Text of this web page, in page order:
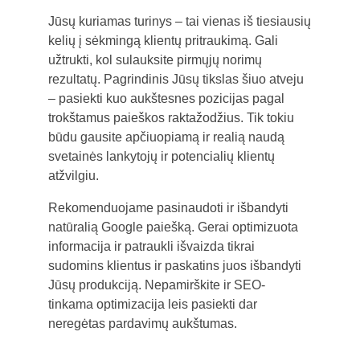
Jūsų kuriamas turinys – tai vienas iš tiesiausių
kelių į sėkmingą klientų pritraukimą. Gali
užtrukti, kol sulauksite pirmųjų norimų
rezultatų. Pagrindinis Jūsų tikslas šiuo atveju
– pasiekti kuo aukštesnes pozicijas pagal
trokštamus paieškos raktažodžius. Tik tokiu
būdu gausite apčiuopiamą ir realią naudą
svetainės lankytojų ir potencialių klientų
atžvilgiu.
Rekomenduojame pasinaudoti ir išbandyti
natūralią Google paiešką. Gerai optimizuota
informacija ir patraukli išvaizda tikrai
sudomins klientus ir paskatins juos išbandyti
Jūsų produkciją. Nepamirškite ir SEO-
tinkama optimizacija leis pasiekti dar
neregėtas pardavimų aukštumas.